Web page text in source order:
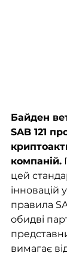
Байден
SAB 121
компаній.
цей
інновацій
правила
обидві
вимагає